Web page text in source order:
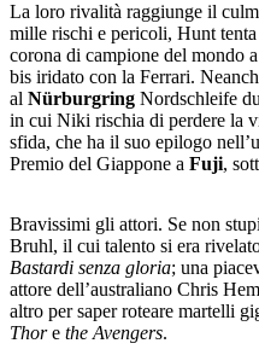
La loro rivalità raggiunge il
mille rischi e pericoli, Hunt
corona di campione del mondo
bis iridato con la Ferrari.
al Nürburgring Nordschleife
in cui Niki rischia di perdere la
sfida, che ha il suo epilogo
Premio del Giappone a Fuji,
Bravissimi gli attori. Se non
Bruhl, il cui talento si era
Bastardi senza gloria; una
attore dell’australiano Chris
altro per saper roteare martelli
Thore the Avengers.